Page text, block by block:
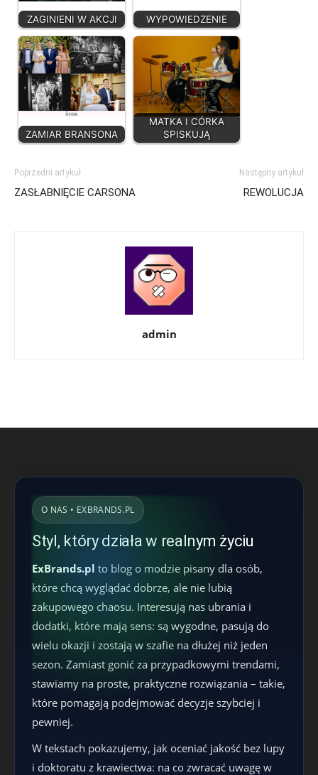
ZAGINIENI W AKCJI WYPOWIEDZENIE
ZAMIAR BRANSONA
MATKA I CÓRKA
SPISKUJĄ
Poprzedni artykuł
ZASŁABNIĘCIE CARSONA
Następny artykuł
REWOLUCJA
admin
O NAS • EXBRANDS.PL
Styl, który działa w realnym życiu
ExBrands.pl to blog o modzie pisany dla osób,
które chcą wyglądać dobrze, ale nie lubią
zakupowego chaosu. Interesują nas ubrania i
dodatki, które mają sens: są wygodne, pasują do
wielu okazji i zostają w szafie na dłużej niż jeden
sezon. Zamiast gonić za przypadkowymi trendami,
stawiamy na proste, praktyczne rozwiązania – takie,
które pomagają podejmować decyzje szybciej i
pewniej.
W tekstach pokazujemy, jak oceniać jakość bez lupy
i doktoratu z krawiectwa: na co zwracać uwagę w